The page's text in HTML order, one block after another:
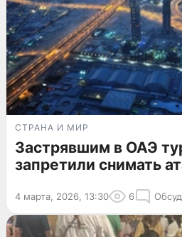
СТРАНА И МИР
Застрявшим в ОАЭ
запретили снимать
4 марта, 2026, 13:30 6